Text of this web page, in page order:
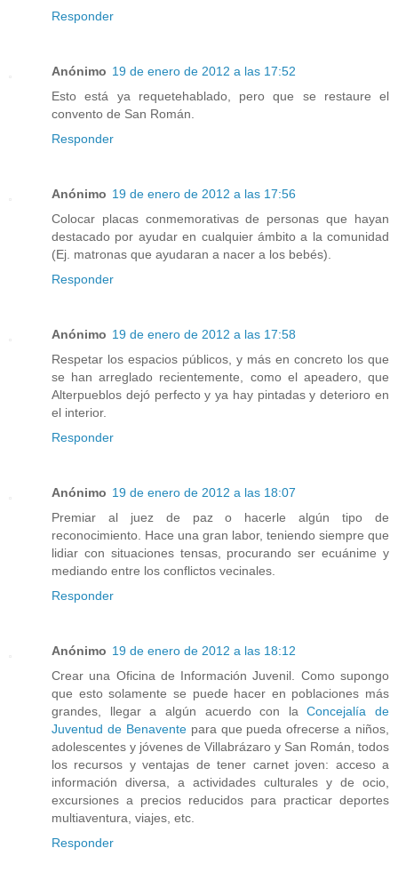
Responder
Anónimo 19 de enero de 2012 a las 17:52
Esto está ya requetehablado, pero que se restaure el
convento de San Román.
Responder
Anónimo 19 de enero de 2012 a las 17:56
Colocar placas conmemorativas de personas que hayan
destacado por ayudar en cualquier ámbito a la comunidad
(Ej. matronas que ayudaran a nacer a los bebés).
Responder
Anónimo 19 de enero de 2012 a las 17:58
Respetar los espacios públicos, y más en concreto los que
se han arreglado recientemente, como el apeadero, que
Alterpueblos dejó perfecto y ya hay pintadas y deterioro en
el interior.
Responder
Anónimo 19 de enero de 2012 a las 18:07
Premiar al juez de paz o hacerle algún tipo de
reconocimiento. Hace una gran labor, teniendo siempre que
lidiar con situaciones tensas, procurando ser ecuánime y
mediando entre los conflictos vecinales.
Responder
Anónimo 19 de enero de 2012 a las 18:12
Crear una Oficina de Información Juvenil. Como supongo
que esto solamente se puede hacer en poblaciones más
grandes, llegar a algún acuerdo con laConcejalía de
Juventud de Benaventepara que pueda ofrecerse a niños,
adolescentes y jóvenes de Villabrázaro y San Román, todos
los recursos y ventajas de tener carnet joven: acceso a
información diversa, a actividades culturales y de ocio,
excursiones a precios reducidos para practicar deportes
multiaventura, viajes, etc.
Responder